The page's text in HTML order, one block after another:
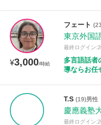
¥3,000/時給
フェート
東京外国
最終ログイン
多言語話者
導ならお任
T.S (19)男性
慶應義塾
最終ログイン